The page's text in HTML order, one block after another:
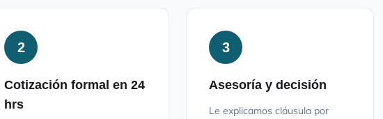
2
Cotización formal en 24
hrs
3
Asesoría y decisión
Le explicamos cláusula por